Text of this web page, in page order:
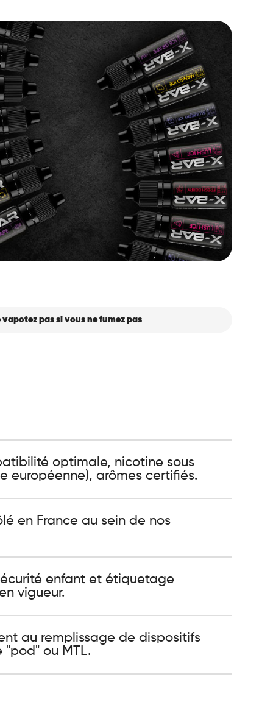
vapotez pas si vous ne fumez pas
optimale, nicotine sous
européenne), arômes certifiés.
en France au sein de nos
enfant et étiquetage
vigueur.
au remplissage de dispositifs
ou MTL.